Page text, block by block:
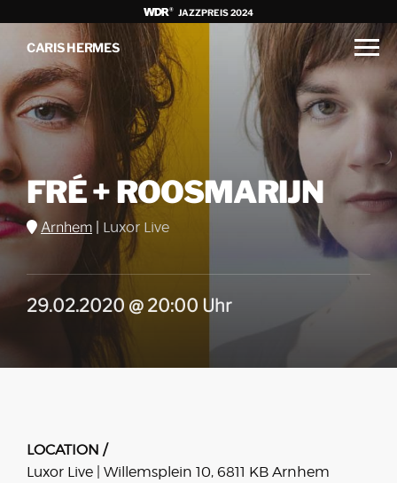
JAZZPREIS 2024
CARIS HERMES
FRÉ + ROOSMARIJN
Arnhem Luxor Live
29.02.2020 @ 20:00 Uhr
LOCATION /
Luxor Live | Willemsplein 10, 6811 KB Arnhem